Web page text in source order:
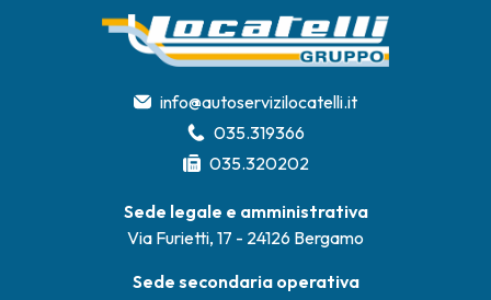
info@autoservizilocatelli.it
035.319366
035.320202
Sede legale e amministrativa
Via Furietti, 17 - 24126 Bergamo
Sede secondaria operativa